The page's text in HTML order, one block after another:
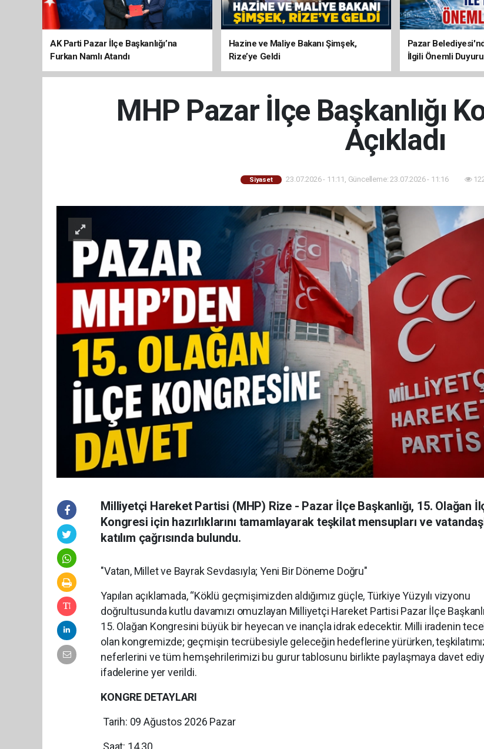
AK Parti Pazar İlçe Başkanlığı’na
Furkan Namlı Atandı
Hazine ve Maliye Bakanı Şimşek,
Rize’ye Geldi
Pazar
İlgili Önemli Duyuru
MHP Pazar İlçe Başkanlığı
Açıkladı
Siyaset 23.07.2026 - 11:11, Güncelleme: 23.07.2026 - 11:16
Milliyetçi Hareket Partisi (MHP) Rize - Pazar İlçe Başkanlığı, 15. Olağan
Kongresi için hazırlıklarını tamamlayarak teşkilat mensupları ve
katılım çağrısında bulundu.
"Vatan, Millet ve Bayrak Sevdasıyla; Yeni Bir Döneme Doğru"
Yapılan açıklamada, “Köklü geçmişimizden aldığımız güçle, Türkiye Yüzyılı vizyonu
doğrultusunda kutlu davamızı omuzlayan Milliyetçi Hareket Partisi Pazar İlçe
15. Olağan Kongresini büyük bir heyecan ve inançla idrak edecektir. Milli iradenin
olan kongremizde; geçmişin tecrübesiyle geleceğin hedeflerine yürürken,
neferlerini ve tüm hemşehrilerimizi bu gurur tablosunu birlikte paylaşmaya davet
ifadelerine yer verildi.
KONGRE DETAYLARI
Tarih: 09 Ağustos 2026 Pazar
Saat: 14.30